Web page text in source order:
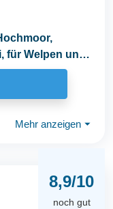
für Welpen und
Mehr anzeigen ⏷
8,9/10
noch gut